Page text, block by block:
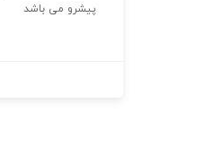
پیشرو می باشد